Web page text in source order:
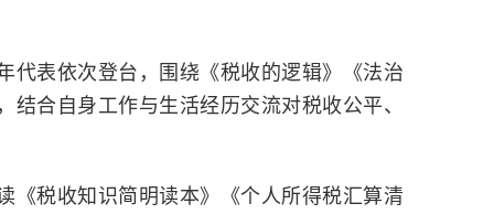
代表依次登台，围绕《税收的逻辑》《法治
合自身工作与生活经历交流对税收公平、
《税收知识简明读本》《个人所得税汇算清